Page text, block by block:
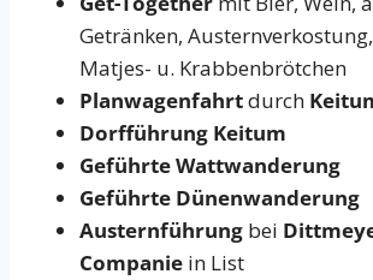
Getränken,
Matjes- u. Krabbenbrötchen
Planwagenfahrtdurch
Dorfführung Keitum
Geführte Wattwanderung
Geführte Dünenwanderung
Austernführung bei
Companie in List